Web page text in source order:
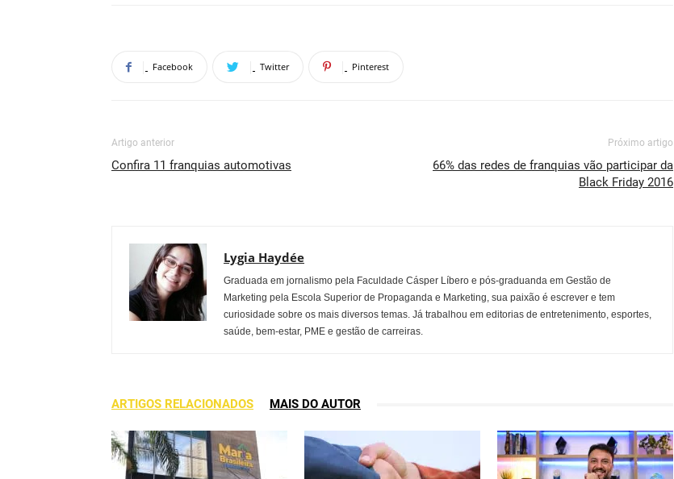
Facebook Twitter Pinterest
Artigo anterior
Confira 11 franquias automotivas
Próximo artigo
66% das redes de franquias vão participar da
Black Friday 2016
Lygia Haydée
Graduada em jornalismo pela Faculdade Cásper Líbero e pós-graduanda em Gestão de
Marketing pela Escola Superior de Propaganda e Marketing, sua paixão é escrever e tem
curiosidade sobre os mais diversos temas. Já trabalhou em editorias de entretenimento, esportes,
saúde, bem-estar, PME e gestão de carreiras.
ARTIGOS RELACIONADOS MAIS DO AUTOR